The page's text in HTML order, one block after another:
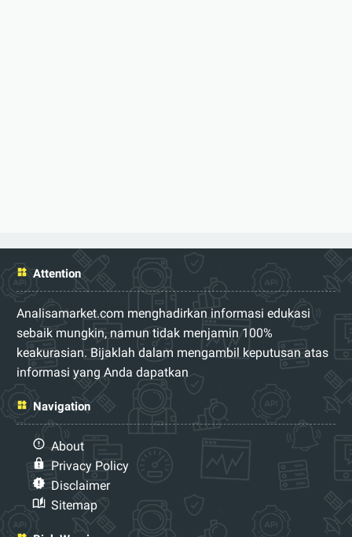
Attention
Analisamarket.com menghadirkan informasi edukasi
sebaik mungkin, namun tidak menjamin 100%
keakurasian. Bijaklah dalam mengambil keputusan atas
informasi yang Anda dapatkan
Navigation
About
Privacy Policy
Disclaimer
Sitemap